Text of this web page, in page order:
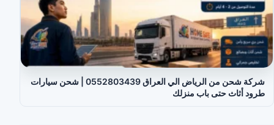
شركة شحن من الرياض الي العراق 0552803439 | شحن سيارات
طرود أثاث حتى باب منزلك